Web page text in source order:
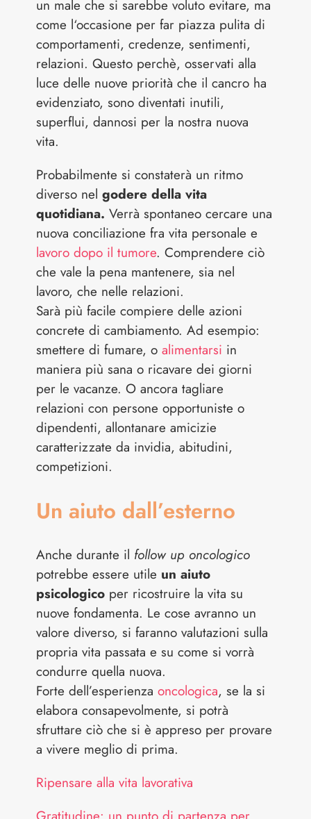
un male che si sarebbe voluto evitare, ma
come l‘occasione per far piazza pulita di
comportamenti, credenze, sentimenti,
relazioni. Questo perchè, osservati alla
luce delle nuove priorità che il cancro ha
evidenziato, sono diventati inutili,
superflui, dannosi per la nostra nuova
vita.
Probabilmente si constaterà un ritmo
diverso nelgodere della vita
quotidiana. Verrà spontaneo cercare una
nuova conciliazione fra vita personale e
lavoro dopo il tumore. Comprendere ciò
che vale la pena mantenere, sia nel
lavoro, che nelle relazioni.
Sarà più facile compiere delle azioni
concrete di cambiamento. Ad esempio:
smettere di fumare, oalimentarsi in
maniera più sana o ricavare dei giorni
per le vacanze. O ancora tagliare
relazioni con persone opportuniste o
dipendenti, allontanare amicizie
caratterizzate da invidia, abitudini,
competizioni.
Un aiuto dall’esterno
Anche durante il follow up oncologico
potrebbe essere utile un aiuto
psicologico per ricostruire la vita su
nuove fondamenta. Le cose avranno un
valore diverso, si faranno valutazioni sulla
propria vita passata e su come si vorrà
condurre quella nuova.
Forte dell’esperienzaoncologica, se la si
elabora consapevolmente, si potrà
sfruttare ciò che si è appreso per provare
a vivere meglio di prima.
Ripensare alla vita lavorativa